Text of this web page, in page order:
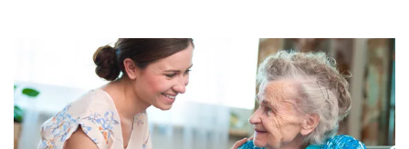
trabajan en diplomado para
creación y manejo de
estadísticas de turismo